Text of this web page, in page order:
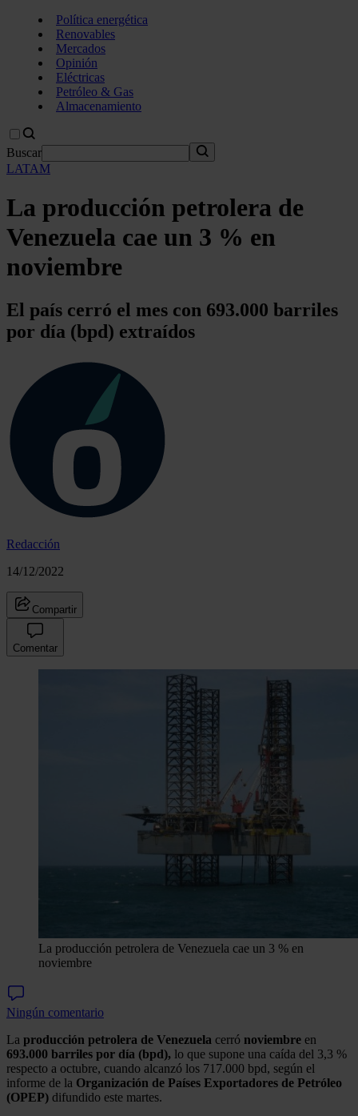
Política energética
Renovables
Mercados
Opinión
Eléctricas
Petróleo & Gas
Almacenamiento
Buscar
LATAM
La producción petrolera de
Venezuela cae un 3 % en
noviembre
El país cerró el mes con 693.000 barriles
por día (bpd) extraídos
Redacción
14/12/2022
Compartir
Comentar
La producción petrolera de Venezuela cae un 3 % en
noviembre
Ningún comentario
La producción petrolera de Venezuela cerró noviembre en
693.000 barriles por día (bpd), lo que supone una caída del 3,3 %
respecto a octubre, cuando alcanzó los 717.000 bpd, según el
informe de la Organización de Países Exportadores de Petróleo
(OPEP) difundido este martes.